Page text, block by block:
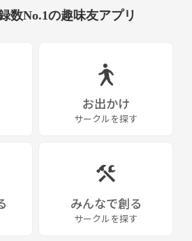
数No.1の趣味友アプリ
お出かけ
サークルを探す
みんなで創る
サークルを探す